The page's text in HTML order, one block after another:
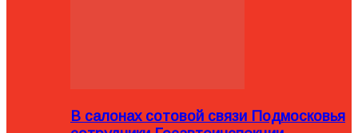
В салонах сотовой связи Подмосковья